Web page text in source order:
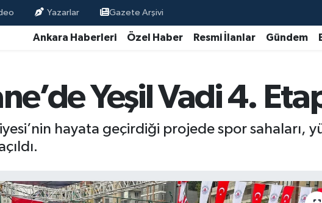
Yazarlar Gazete Arşivi
Ankara Haberleri Özel Haber Resmi İlanlar Gündem
Yeşil Vadi 4.
hayata geçirdiği projede spor sahaları,